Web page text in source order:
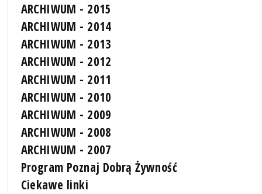
ARCHIWUM - 2015
ARCHIWUM - 2014
ARCHIWUM - 2013
ARCHIWUM - 2012
ARCHIWUM - 2011
ARCHIWUM - 2010
ARCHIWUM - 2009
ARCHIWUM - 2008
ARCHIWUM - 2007
Program Poznaj Dobrą Żywność
Ciekawe linki